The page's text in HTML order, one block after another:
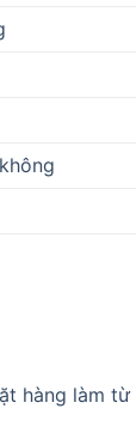
hàng làm